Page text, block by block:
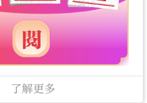
了解更多